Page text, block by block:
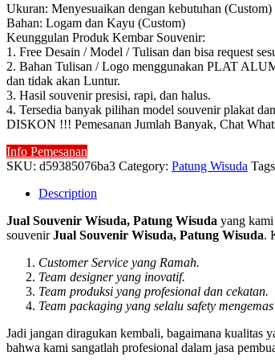
Ukuran: Menyesuaikan dengan kebutuhan (Custom)
Bahan: Logam dan Kayu (Custom)
Keunggulan Produk Kembar Souvenir:
1. Free Desain / Model / Tulisan dan bisa request
2. Bahan Tulisan / Logo menggunakan PLAT
dan tidak akan Luntur.
3. Hasil souvenir presisi, rapi, dan halus.
4. Tersedia banyak pilihan model souvenir plakat
DISKON !!! Pemesanan Jumlah Banyak, Chat
Info Pemesanan
SKU: d59385076ba3 Category: Patung Wisuda
Description
Jual Souvenir Wisuda, Patung Wisuda yang
souvenirJual Souvenir Wisuda, Patung Wisuda.
Customer Service yang Ramah.
Team designer yang inovatif.
Team produksi yang profesional dan cekatan.
Team packaging yang selalu safety
Jadi jangan diragukan kembali, bagaimana kualitas
bahwa kami sangatlah profesional dalam jasa